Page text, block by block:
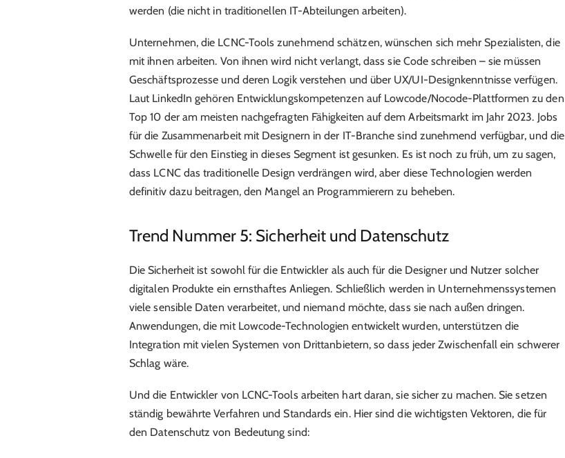
werden (die nicht in traditionellen IT-Abteilungen arbeiten).
Unternehmen, die LCNC-Tools zunehmend schätzen, wünschen sich mehr Spezialisten, die
mit ihnen arbeiten. Von ihnen wird nicht verlangt, dass sie Code schreiben – sie müssen
Geschäftsprozesse und deren Logik verstehen und über UX/UI-Designkenntnisse verfügen.
Laut LinkedIn gehören Entwicklungskompetenzen auf Lowcode/Nocode-Plattformen zu den
Top 10 der am meisten nachgefragten Fähigkeiten auf dem Arbeitsmarkt im Jahr 2023. Jobs
für die Zusammenarbeit mit Designern in der IT-Branche sind zunehmend verfügbar, und die
Schwelle für den Einstieg in dieses Segment ist gesunken. Es ist noch zu früh, um zu sagen,
dass LCNC das traditionelle Design verdrängen wird, aber diese Technologien werden
definitiv dazu beitragen, den Mangel an Programmierern zu beheben.
Trend Nummer 5: Sicherheit und Datenschutz
Die Sicherheit ist sowohl für die Entwickler als auch für die Designer und Nutzer solcher
digitalen Produkte ein ernsthaftes Anliegen. Schließlich werden in Unternehmenssystemen
viele sensible Daten verarbeitet, und niemand möchte, dass sie nach außen dringen.
Anwendungen, die mit Lowcode-Technologien entwickelt wurden, unterstützen die
Integration mit vielen Systemen von Drittanbietern, so dass jeder Zwischenfall ein schwerer
Schlag wäre.
Und die Entwickler von LCNC-Tools arbeiten hart daran, sie sicher zu machen. Sie setzen
ständig bewährte Verfahren und Standards ein. Hier sind die wichtigsten Vektoren, die für
den Datenschutz von Bedeutung sind: